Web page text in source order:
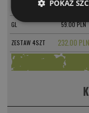
59.00 PLN
GL 59.00 PLN
ZESTAW 4SZT 232.00 PLN
POKAŻ